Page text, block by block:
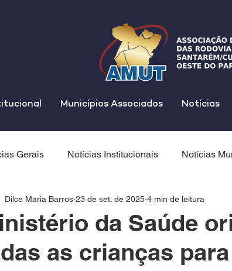
Municípios Associados Notícias
Gerais Notícias Institucionais Notícias
da Saúde
as crianças
Dilce Maria Barros 23 de set. de 2025 4 min de leitura